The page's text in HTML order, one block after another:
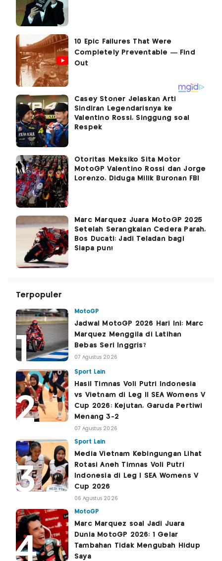
Casey Stoner Jelaskan Arti
Sindiran Legendarisnya ke
Valentino Rossi, Singgung soal
Respek
Otoritas Meksiko Sita Motor
MotoGP Valentino Rossi dan Jorge
Lorenzo, Diduga Milik Buronan FBI
Marc Marquez Juara MotoGP 2025
Setelah Serangkaian Cedera Parah,
Bos Ducati: Jadi Teladan bagi
Siapa pun!
Terpopuler
MotoGP
Jadwal MotoGP 2026 Hari Ini: Marc
Marquez Menggila di Latihan
Bebas Seri Inggris?
07 Agustus 2026
Sport Lain
Hasil Timnas Voli Putri Indonesia
vs Vietnam di Leg II SEA Womens V
Cup 2026: Kejutan, Garuda Pertiwi
Menang 3-2
07 Agustus 2026
Sport Lain
Media Vietnam Kebingungan Lihat
Rotasi Aneh Timnas Voli Putri
Indonesia di Leg I SEA Womens V
Cup 2026
06 Agustus 2026
MotoGP
Marc Marquez soal Jadi Juara
Dunia MotoGP 2026: 1 Gelar
Tambahan Tidak Mengubah Hidup
Saya